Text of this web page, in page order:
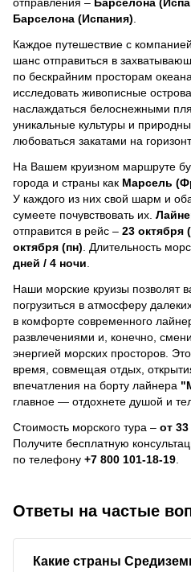
Барселона (Испания)
Каждое путешествие с
шанс отправиться в
по бескрайним просторам
исследовать живописные
наслаждаться белоснежными
уникальные культуры и
любоваться закатами на
На Вашем круизном маршруте
города и страны как Марсель
У каждого из них свой шарм и
сумеете почувствовать их.
отправится в рейс – 23 октября
октября (пн) . Длительность
дней / 4 ночи
Наши морские круизы позволят
погрузиться в атмосферу
в комфорте современного
развлечениями и, конечно,
энергией морских просторов.
время, совмещая отдых,
впечатления на борту лайнера
главное — отдохнете душой и
Стоимость морского тура – от
Получите бесплатную
по телефону +7 800 101-18-19
Ответы на частые
Какие страны